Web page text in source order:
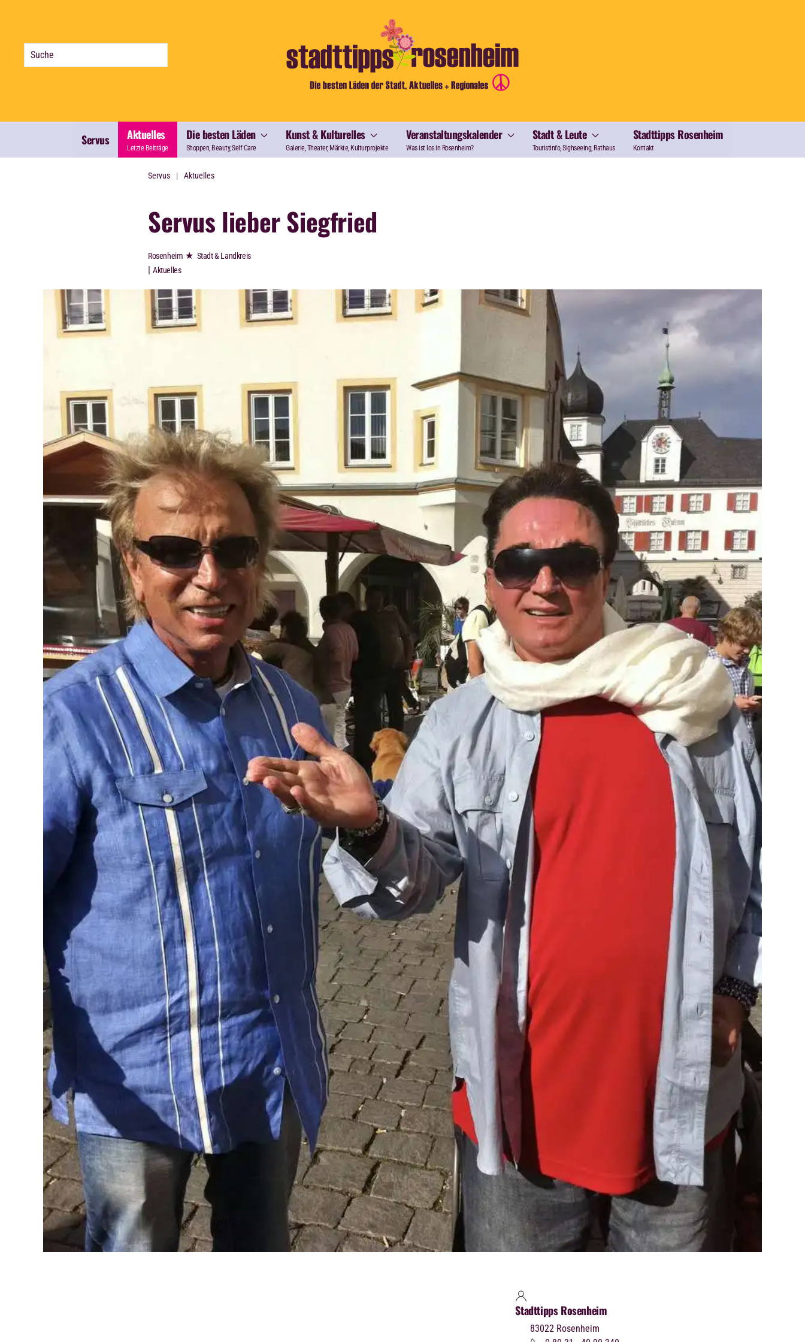
Servus Aktuelles
Letzte Beiträge
Die besten Läden
Shoppen, Beauty, Self Care
Kunst & Kulturelles
Galerie, Theater, Märkte, Kulturprojekte
Veranstaltungskalender
Was ist los in Rosenheim?
Stadt & Leute
Touristinfo, Sighseeing, Rathaus
Stadttipps Rosenheim
Kontakt
Servus Aktuelles
Servus lieber Siegfried
Rosenheim ★ Stadt & Landkreis
| Aktuelles
Stadttipps Rosenheim
83022 Rosenheim